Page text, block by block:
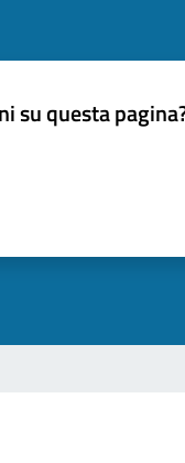
su questa